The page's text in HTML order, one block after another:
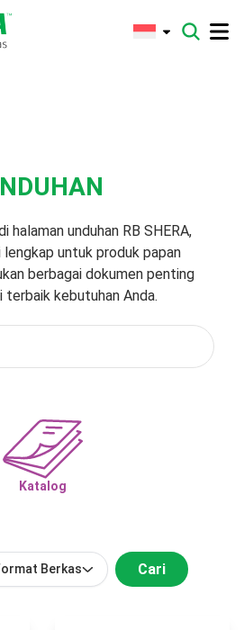
halaman unduhan RB SHERA,
untuk produk papan
berbagai dokumen penting
terbaik kebutuhan Anda.
Katalog
Berkas Cari